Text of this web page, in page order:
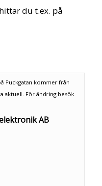
du t.ex. på
Puckgatan kommer från
aktuell. För ändring besök
AB